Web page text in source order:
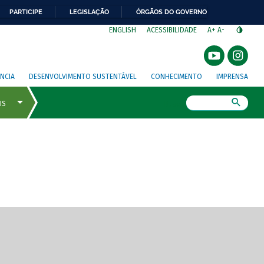
PARTICIPE LEGISLAÇÃO ÓRGÃOS DO GOVERNO
ENGLISH ACESSIBILIDADE A+ A-
DESENVOLVIMENTO SUSTENTÁVEL CONHECIMENTO IMPRENSA
de tela